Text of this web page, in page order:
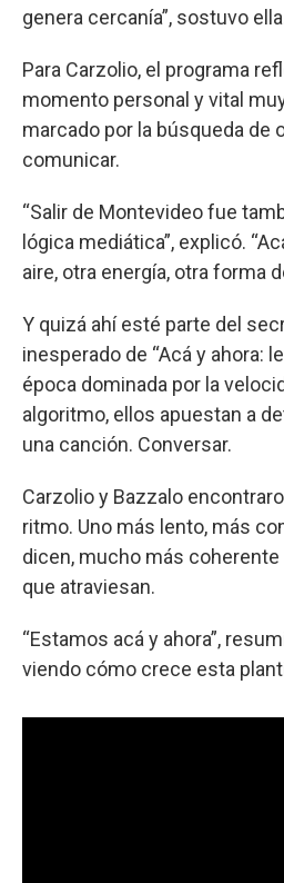
genera cercanía”, sostuvo
Para Carzolio, el programa
momento personal y vital
marcado por la búsqueda de
comunicar.
“Salir de Montevideo fue
lógica mediática”, explicó.
aire, otra energía, otra forma
Y quizá ahí esté parte del
inesperado de “Acá y ahora:
época dominada por la
algoritmo, ellos apuestan a
una canción. Conversar.
Carzolio y Bazzalo
ritmo. Uno más lento, más
dicen, mucho más
que atraviesan.
“Estamos acá y ahora”,
viendo cómo crece esta